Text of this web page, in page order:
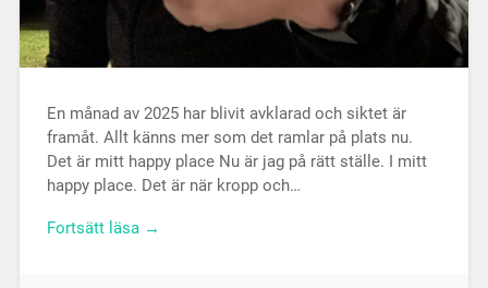
En månad av 2025 har blivit avklarad och siktet är
framåt. Allt känns mer som det ramlar på plats nu.
Det är mitt happy place Nu är jag på rätt ställe. I mitt
happy place. Det är när kropp och…
Fortsätt läsa →